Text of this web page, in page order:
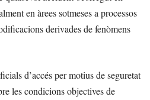
en àrees sotmeses a processos
derivades de fenòmens
d’accés per motius de seguretat
les condicions objectives de